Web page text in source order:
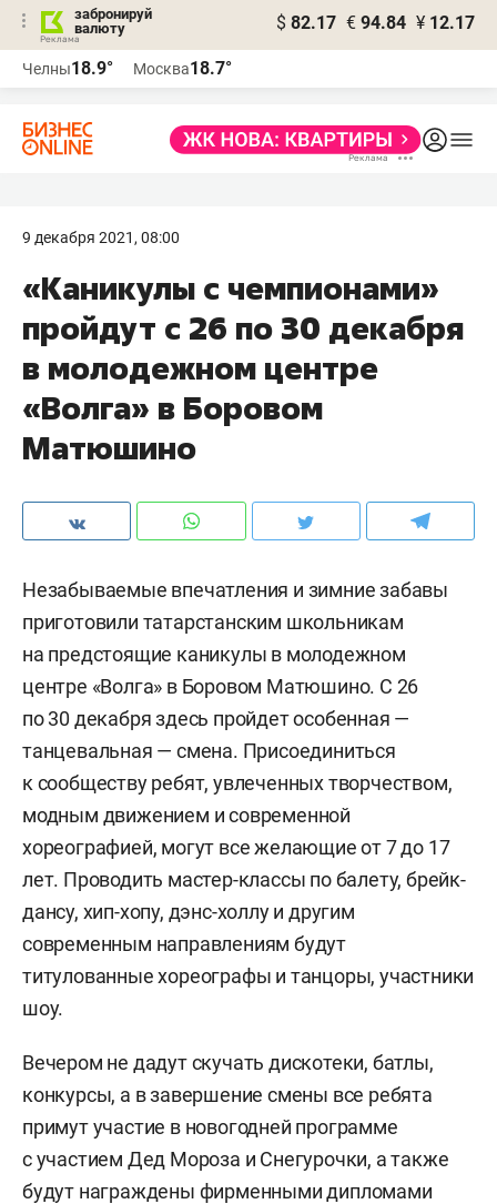
забронируй
валюту
$ 82.17 € 94.84 ¥ 12.17
Челны18.9° Москва18.7°
9 декабря 2021, 08:00
«Каникулы с чемпионами»
пройдут с 26 по 30 декабря
в молодежном центре
«Волга» в Боровом
Матюшино
Незабываемые впечатления и зимние забавы
приготовили татарстанским школьникам
на предстоящие каникулы в молодежном
центре «Волга» в Боровом Матюшино. С 26
по 30 декабря здесь пройдет особенная —
танцевальная — смена. Присоединиться
к сообществу ребят, увлеченных творчеством,
модным движением и современной
хореографией, могут все желающие от 7 до 17
лет. Проводить мастер-классы по балету, брейк-
дансу, хип-хопу, дэнс-холлу и другим
современным направлениям будут
титулованные хореографы и танцоры, участники
шоу.
Вечером не дадут скучать дискотеки, батлы,
конкурсы, а в завершение смены все ребята
примут участие в новогодней программе
с участием Дед Мороза и Снегурочки, а также
будут награждены фирменными дипломами